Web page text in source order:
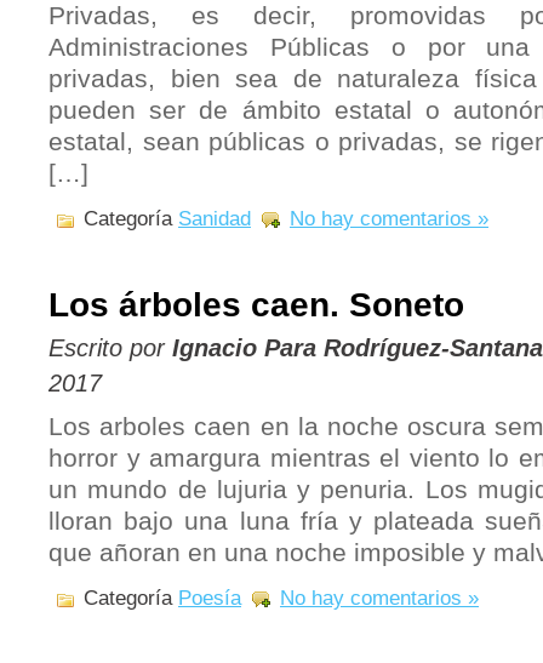
Privadas, es decir, promovidas
Administraciones Públicas o por
privadas, bien sea de naturaleza
pueden ser de ámbito estatal o
estatal, sean públicas o privadas, se
[…]
Categoría Sanidad No hay comentarios »
Los árboles caen. Soneto
Escrito por Ignacio Para Rodríguez-Santana
2017
Los arboles caen en la noche oscura
horror y amargura mientras el viento lo
un mundo de lujuria y penuria. Los
lloran bajo una luna fría y plateada
que añoran en una noche imposible y
Categoría Poesía No hay comentarios »